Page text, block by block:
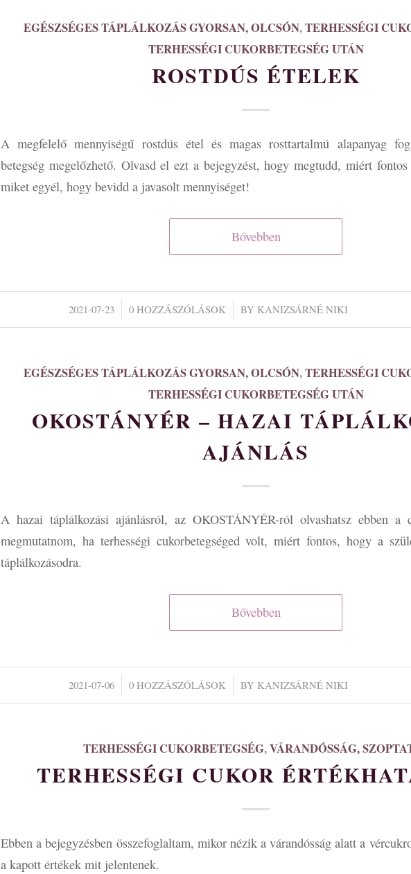
EGÉSZSÉGES TÁPLÁLKOZÁS GYORSAN, OLCSÓN,TERHESSÉGI
TERHESSÉGI CUKORBETEGSÉG UTÁN
ROSTDÚS ÉTELEK
A megfelelő mennyiségű rostdús étel és magas rosttartalmú alapanyag
betegség megelőzhető. Olvasd el ezt a bejegyzést, hogy megtudd, miért fontos
miket egyél, hogy bevidd a javasolt mennyiséget!
Bővebben
2021-07-23
/ 0 HOZZÁSZÓLÁSOK
/ BY KANIZSÁRNÉ NIKI
EGÉSZSÉGES TÁPLÁLKOZÁS GYORSAN, OLCSÓN,TERHESSÉGI
TERHESSÉGI CUKORBETEGSÉG UTÁN
OKOSTÁNYÉR – HAZAI
AJÁNLÁS
A hazai táplálkozási ajánlásról, az OKOSTÁNYÉR-ról olvashatsz ebben a
megmutatnom, ha terhességi cukorbetegséged volt, miért fontos, hogy a
táplálkozásodra.
Bővebben
2021-07-06
/ 0 HOZZÁSZÓLÁSOK
/ BY KANIZSÁRNÉ NIKI
TERHESSÉGI CUKORBETEGSÉG,VÁRANDÓSSÁG,
TERHESSÉGI CUKOR
Ebben a bejegyzésben összefoglaltam, mikor nézik a várandósság alatt a
a kapott értékek mit jelentenek.